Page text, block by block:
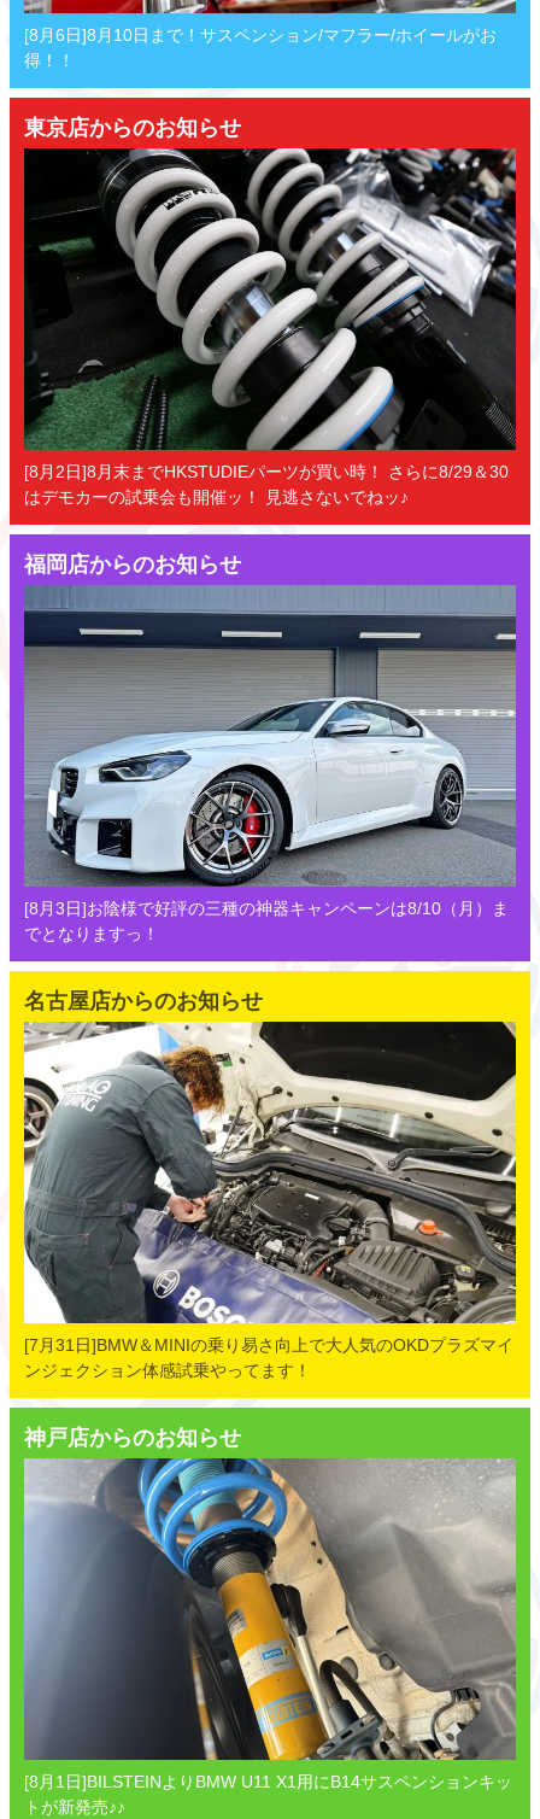
[8月6日]8月10日まで！サスペンション/マフラー/ホイールがお
得！！
東京店からのお知らせ
[8月2日]8月末までHKSTUDIEパーツが買い時！ さらに8/29＆30
はデモカーの試乗会も開催ッ！ 見逃さないでねッ♪
福岡店からのお知らせ
[8月3日]お陰様で好評の三種の神器キャンペーンは8/10（月）ま
でとなりますっ！
名古屋店からのお知らせ
[7月31日]BMW＆MINIの乗り易さ向上で大人気のOKDプラズマイ
ンジェクション体感試乗やってます！
神戸店からのお知らせ
[8月1日]BILSTEINよりBMW U11 X1用にB14サスペンションキッ
トが新発売♪♪